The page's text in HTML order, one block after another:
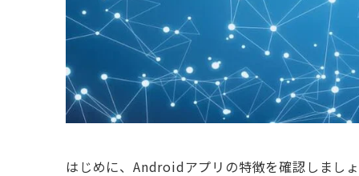
はじめに、Androidアプリの特徴を確認しまし